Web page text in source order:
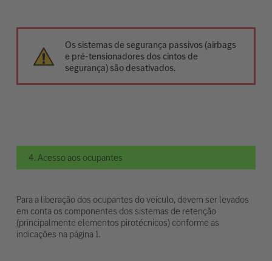
Os sistemas de segurança passivos (airbags
e pré-tensionadores dos cintos de
segurança) são desativados.
4. Acesso aos ocupantes
Para a liberação dos ocupantes do veículo, devem ser levados
em conta os componentes dos sistemas de retenção
(principalmente elementos pirotécnicos) conforme as
indicações na página 1.